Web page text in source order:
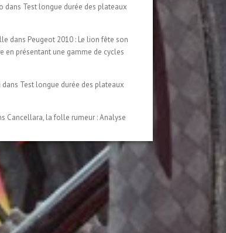
dans Test longue durée des plateaux
dans Peugeot 2010 : Le lion fête son
en présentant une gamme de cycles
dans Test longue durée des plateaux
Cancellara, la folle rumeur : Analyse